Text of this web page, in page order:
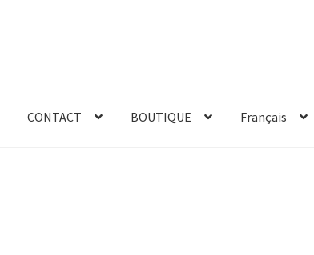
CONTACT BOUTIQUE Français